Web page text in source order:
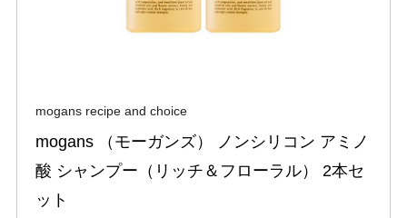
mogans recipe and choice
mogans （モーガンズ） ノンシリコン アミノ
酸 シャンプー（リッチ＆フローラル） 2本セ
ット